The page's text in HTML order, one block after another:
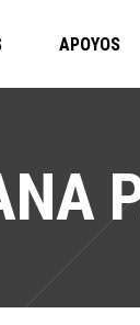
APOYOS